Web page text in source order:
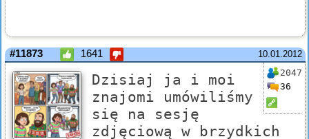
10.01.2012
#11873 1641
2047
36
Dzisiaj ja i moi
znajomi umówiliśmy
się na sesję
zdjęciową w brzydkich